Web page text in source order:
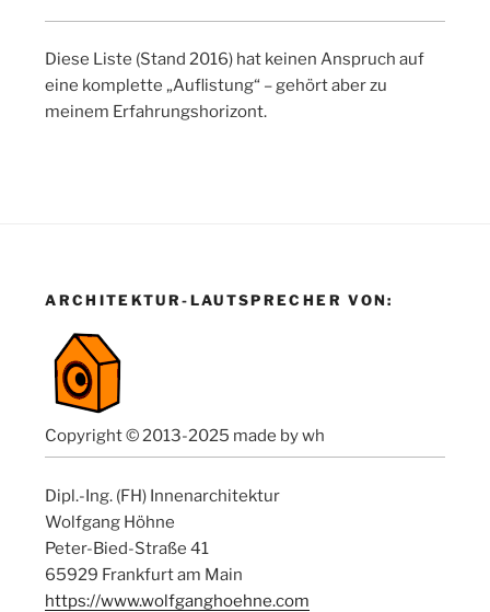
Diese Liste (Stand 2016) hat keinen Anspruch auf
eine komplette „Auflistung“ – gehört aber zu
meinem Erfahrungshorizont.
ARCHITEKTUR-LAUTSPRECHER VON:
Copyright © 2013-2025 made by wh
Dipl.-Ing. (FH) Innenarchitektur
Wolfgang Höhne
Peter-Bied-Straße 41
65929 Frankfurt am Main
https://www.wolfganghoehne.com